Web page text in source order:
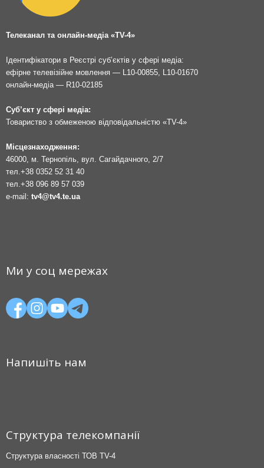
Телеканал та онлайн-медіа «TV-4»
Ідентифікатори в Реєстрі суб’єктів у сфері медіа:
ефірне телевізійне мовлення — L10-00855, L10-01670
онлайн-медіа — R10-02185
Суб’єкт у сфері медіа:
Товариство з обмеженою відповідальністю «TV-4»
Місцезнаходження:
46000, м. Тернопіль, вул. Сагайдачного, 2/7
тел. +38 0352 52 31 40
тел. +38 096 89 57 039
e-mail: tv4@tv4.te.ua
Ми у соц мережах
Напишіть нам
Структура телекомпанії
Структура власності ТОВ TV-4